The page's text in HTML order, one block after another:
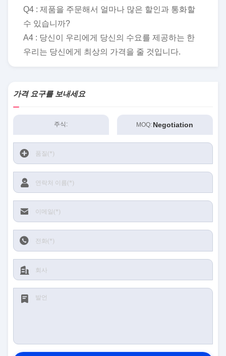
Q4 : 제품을 주문해서 얼마나 많은 할인과 통화할
수 있습니까?
A4 : 당신이 우리에게 당신의 수요를 제공하는 한
우리는 당신에게 최상의 가격을 줄 것입니다.
가격 요구를 보내세요
주식: MOQ: Negotiation